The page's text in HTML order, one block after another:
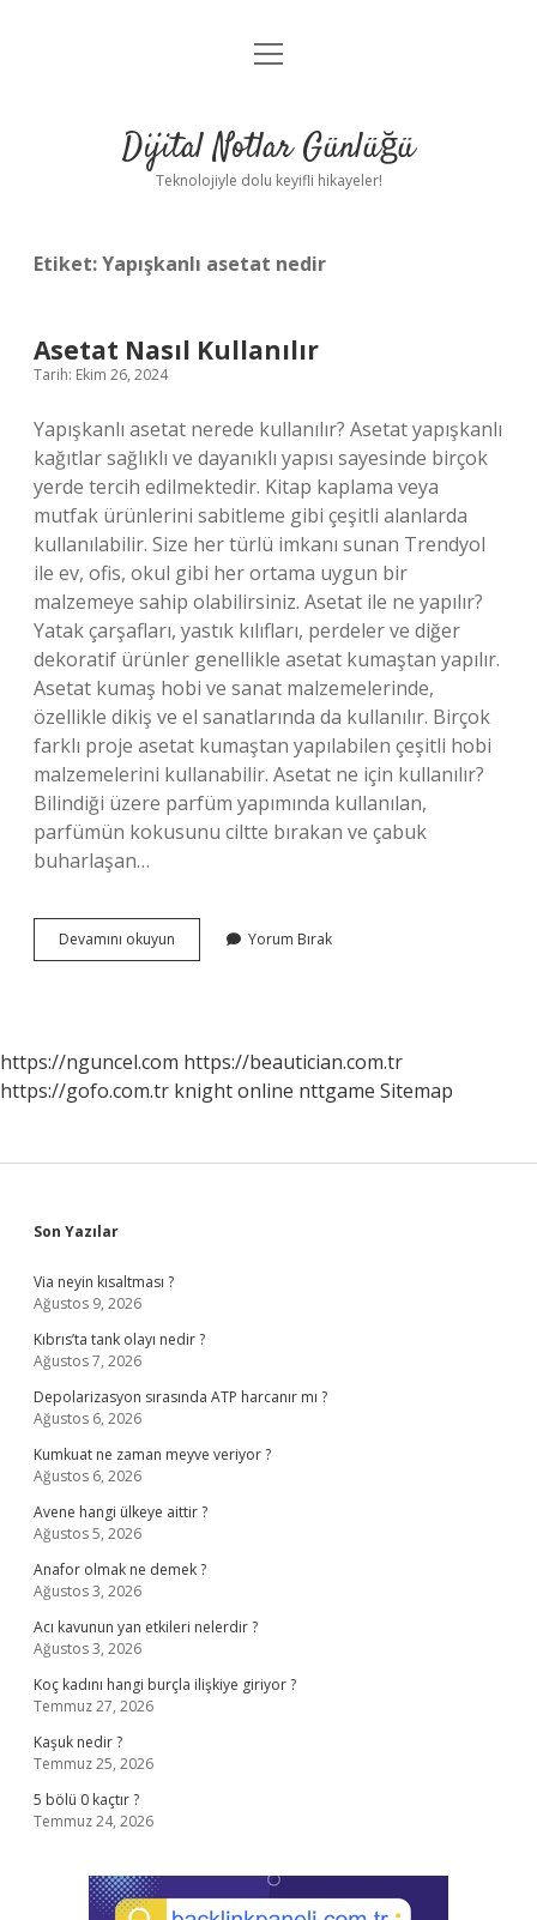
Anasayfa
Yasal Uyarı
menüyü
Dijital Notlar Günlüğü
Teknolojiyle dolu keyifli hikayeler!
Etiket:Yapışkanlı asetat nedir
Asetat Nasıl Kullanılır
Tarih: Ekim 26, 2024
Yapışkanlı asetat nerede kullanılır? Asetat yapışkanlı
kağıtlar sağlıklı ve dayanıklı yapısı sayesinde birçok
yerde tercih edilmektedir. Kitap kaplama veya
mutfak ürünlerini sabitleme gibi çeşitli alanlarda
kullanılabilir. Size her türlü imkanı sunan Trendyol
ile ev, ofis, okul gibi her ortama uygun bir
malzemeye sahip olabilirsiniz. Asetat ile ne yapılır?
Yatak çarşafları, yastık kılıfları, perdeler ve diğer
dekoratif ürünler genellikle asetat kumaştan yapılır.
Asetat kumaş hobi ve sanat malzemelerinde,
özellikle dikiş ve el sanatlarında da kullanılır. Birçok
farklı proje asetat kumaştan yapılabilen çeşitli hobi
malzemelerini kullanabilir. Asetat ne için kullanılır?
Bilindiği üzere parfüm yapımında kullanılan,
parfümün kokusunu ciltte bırakan ve çabuk
buharlaşan…
Devamını okuyun
Nasıl
Yorum Bırak
https://nguncel.com https://beautician.com.tr
https://gofo.com.tr knight online nttgame Sitemap
Sidebar
Son Yazılar
Via neyin kısaltması ?
Ağustos 9, 2026
Kıbrıs’ta tank olayı nedir ?
Ağustos 7, 2026
Depolarizasyon sırasında ATP harcanır mı ?
Ağustos 6, 2026
Kumkuat ne zaman meyve veriyor ?
Ağustos 6, 2026
Avene hangi ülkeye aittir ?
Ağustos 5, 2026
Anafor olmak ne demek ?
Ağustos 3, 2026
Acı kavunun yan etkileri nelerdir ?
Ağustos 3, 2026
Koç kadını hangi burçla ilişkiye giriyor ?
Temmuz 27, 2026
Kaşuk nedir ?
Temmuz 25, 2026
5 bölü 0 kaçtır ?
Temmuz 24, 2026